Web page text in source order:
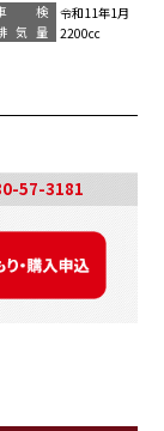
検
令和11年1月
気量
2200cc
57-3181